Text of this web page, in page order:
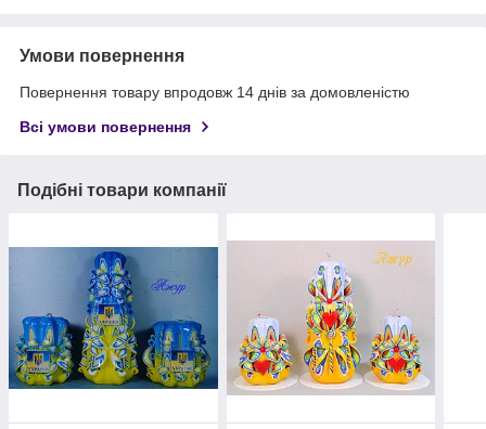
Умови повернення
Повернення товару впродовж 14 днів за домовленістю
Всі умови повернення
Подібні товари компанії